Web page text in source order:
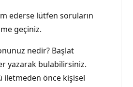
ederse lütfen soruların
geçiniz.
nedir? Başlat
yazarak bulabilirsiniz.
iletmeden önce kişisel